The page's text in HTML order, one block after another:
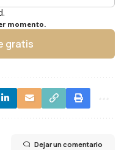
momento.
gratis
Dejar un comentario